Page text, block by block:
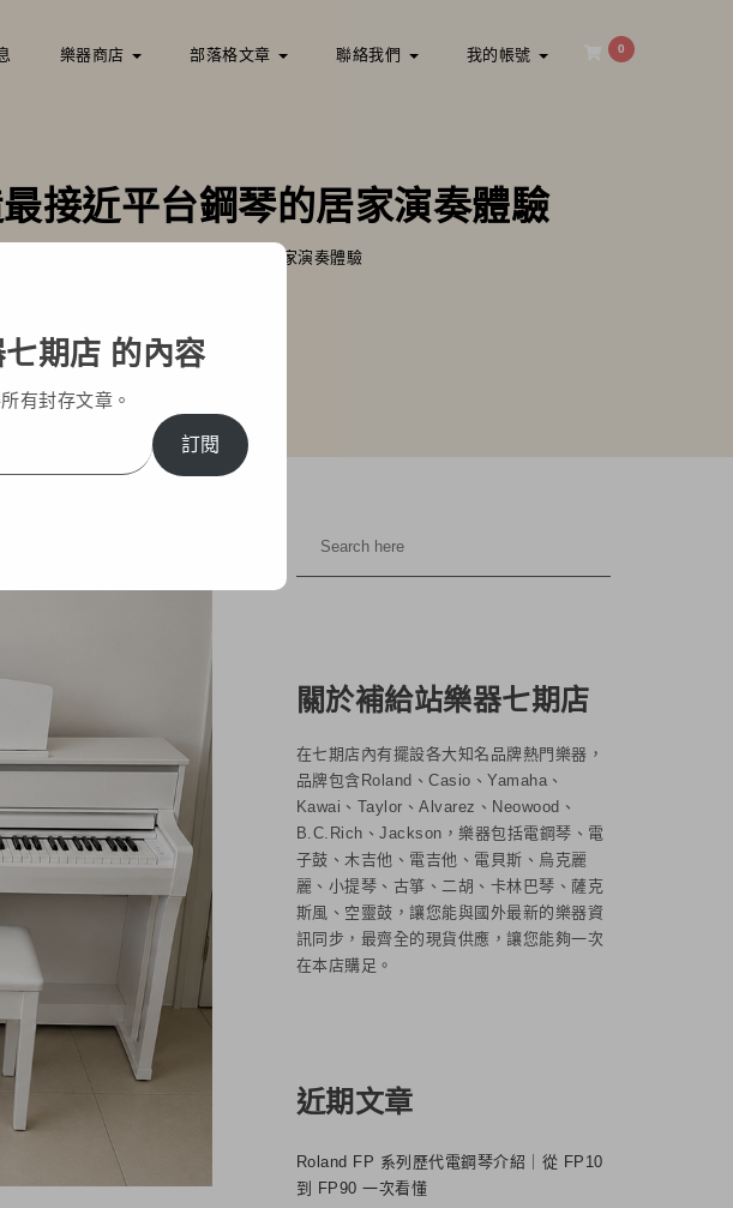
0
樂器商店 部落格文章 聯絡我們 我的帳號
接近平台鋼琴的居家演奏體驗
府安裝完成｜打造最接近平台鋼琴的居家演奏體驗
關於補給站樂器七期店
在七期店內有擺設各大知名品牌熱門樂器，
品牌包含Roland、Casio、Yamaha、
Kawai、Taylor、Alvarez、Neowood、
B.C.Rich、Jackson，樂器包括電鋼琴、電
子鼓、木吉他、電吉他、電貝斯、烏克麗
麗、小提琴、古箏、二胡、卡林巴琴、薩克
斯風、空靈鼓，讓您能與國外最新的樂器資
訊同步，最齊全的現貨供應，讓您能夠一次
在本店購足。
近期文章
Roland FP 系列歷代電鋼琴介紹｜從 FP10
到 FP90 一次看懂
期店 的內容
有封存文章。
訂閱